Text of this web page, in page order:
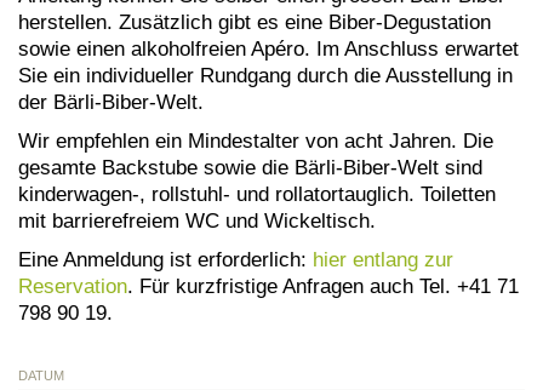
herstellen. Zusätzlich gibt es eine Biber-Degustation
sowie einen alkoholfreien Apéro. Im Anschluss erwartet
Sie ein individueller Rundgang durch die Ausstellung in
der Bärli-Biber-Welt.
Wir empfehlen ein Mindestalter von acht Jahren. Die
gesamte Backstube sowie die Bärli-Biber-Welt sind
kinderwagen-, rollstuhl- und rollatortauglich. Toiletten
mit barrierefreiem WC und Wickeltisch.
Eine Anmeldung ist erforderlich: hier entlang zur
Reservation . Für kurzfristige Anfragen auch Tel. +41 71
798 90 19.
DATUM